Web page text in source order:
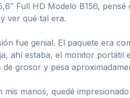
Full HD Modelo B156,
ver qué tal era.
fue genial. El paquete era
ahí estaba, el monitor portátil
de grosor y pesa
mis manos, quedé